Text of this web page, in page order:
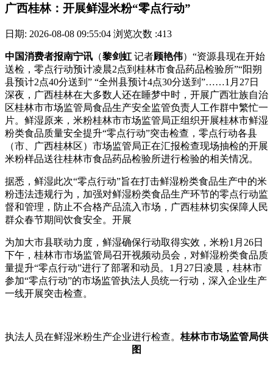
广西桂林：开展鲜湿米粉“零点行动”
日期: 2026-08-08 09:55:04 浏览次数 :413
中国消费者报南宁讯 （黎剑虹 记者顾艳伟）“资源县现在开始
送检，零点行动预计凌晨2点到桂林市食品药品检验所”“阳朔
县预计2点40分送到” “全州县预计4点30分送到”……1月27日
深夜，广西桂林在大多数人还在睡梦中时，开展广西壮族自治
区桂林市市场监管局食品生产安全监管负责人工作群中繁忙一
片。鲜湿原来，米粉桂林市市场监管局正组织开展桂林市鲜湿
粉类食品质量安全提升“零点行动”突击检查，零点行动各县
（市、广西桂林区）市场监管局正在汇报检查现场抽检的开展
米粉样品送往桂林市食品药品检验所进行检验的相关情况。
据悉，鲜湿此次“零点行动”旨在打击鲜湿粉类食品生产中的米
粉违法违规行为，加强对鲜湿粉类食品生产环节的零点行动监
督和管理，防止不合格产品流入市场，广西桂林切实保障人民
群众春节期间饮食安全。开展
为加大市县联动力度，鲜湿确保行动取得实效，米粉1月26日
下午，桂林市市场监管局召开视频动员会，对鲜湿粉类食品质
量提升“零点行动”进行了部署和动员。1月27日凌晨，桂林市
参加“零点行动”的市场监管执法人员统一行动，深入企业生产
一线开展突击检查。
执法人员在鲜湿米粉生产企业进行检查。 桂林市市场监管局供
图